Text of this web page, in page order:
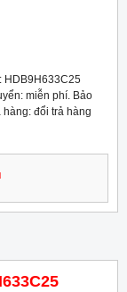
HDB9H633C25
miễn phí. Bảo
đổi trả hàng